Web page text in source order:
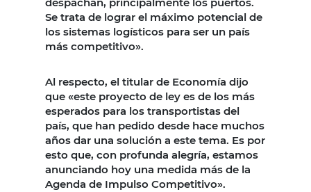
despachan, principalmente los puertos.
Se trata de lograr el máximo potencial de
los sistemas logísticos para ser un país
más competitivo».
Al respecto, el titular de Economía dijo
que «este proyecto de ley es de los más
esperados para los transportistas del
país, que han pedido desde hace muchos
años dar una solución a este tema. Es por
esto que, con profunda alegría, estamos
anunciando hoy una medida más de la
Agenda de Impulso Competitivo».